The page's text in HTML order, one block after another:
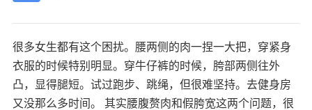
很多女生都有这个困扰。腰两侧的肉一捏一大把，穿紧身
衣服的时候特别明显。穿牛仔裤的时候，胯部两侧往外
凸，显得腿短。试过跑步、跳绳，但很难坚持。去健身房
又没那么多时间。 其实腰腹赘肉和假胯宽这两个问题，很